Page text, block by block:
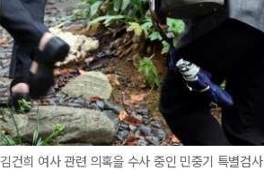
김건희 여사 관련 의혹을 수사 중인 민중기 특별검